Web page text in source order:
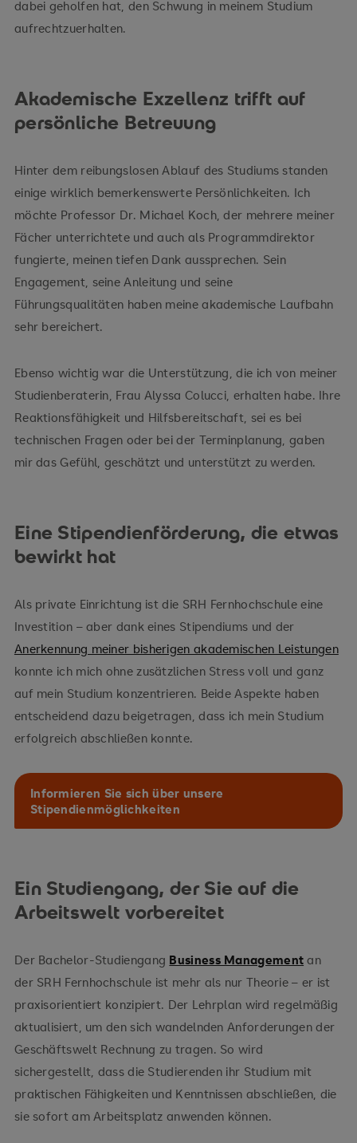
dabei geholfen hat, den Schwung in meinem Studium
aufrechtzuerhalten.
Akademische Exzellenz trifft auf
persönliche Betreuung
Hinter dem reibungslosen Ablauf des Studiums standen
einige wirklich bemerkenswerte Persönlichkeiten. Ich
möchte Professor Dr. Michael Koch, der mehrere meiner
Fächer unterrichtete und auch als Programmdirektor
fungierte, meinen tiefen Dank aussprechen. Sein
Engagement, seine Anleitung und seine
Führungsqualitäten haben meine akademische Laufbahn
sehr bereichert.
Ebenso wichtig war die Unterstützung, die ich von meiner
Studienberaterin, Frau Alyssa Colucci, erhalten habe. Ihre
Reaktionsfähigkeit und Hilfsbereitschaft, sei es bei
technischen Fragen oder bei der Terminplanung, gaben
mir das Gefühl, geschätzt und unterstützt zu werden.
Eine Stipendienförderung, die etwas
bewirkt hat
Als private Einrichtung ist die SRH Fernhochschule eine
Investition – aber dank eines Stipendiums und der
Anerkennung meiner bisherigen akademischen Leistungen
konnte ich mich ohne zusätzlichen Stress voll und ganz
auf mein Studium konzentrieren. Beide Aspekte haben
entscheidend dazu beigetragen, dass ich mein Studium
erfolgreich abschließen konnte.
Informieren Sie sich über unsere
Stipendienmöglichkeiten
Ein Studiengang, der Sie auf die
Arbeitswelt vorbereitet
Der Bachelor-Studiengang Business Management an
der SRH Fernhochschule ist mehr als nur Theorie – er ist
praxisorientiert konzipiert. Der Lehrplan wird regelmäßig
aktualisiert, um den sich wandelnden Anforderungen der
Geschäftswelt Rechnung zu tragen. So wird
sichergestellt, dass die Studierenden ihr Studium mit
praktischen Fähigkeiten und Kenntnissen abschließen, die
sie sofort am Arbeitsplatz anwenden können.